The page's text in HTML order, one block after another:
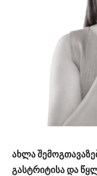
ახლა
გასტრიტისა და